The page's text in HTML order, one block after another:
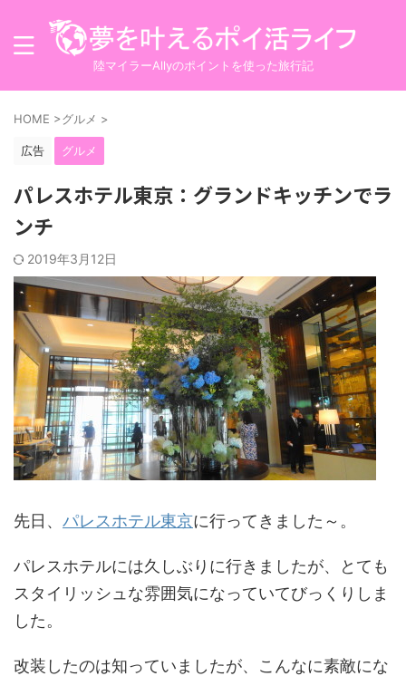
陸マイラーAllyのポイントを使った旅行記
HOME >グルメ >
広告 グルメ
パレスホテル東京：グランドキッチンでラ
ンチ
2019年3月12日
先日、 パレスホテル東京に行ってきました～。
パレスホテルには久しぶりに行きましたが、とても
スタイリッシュな雰囲気になっていてびっくりしま
した。
改装したのは知っていましたが、こんなに素敵にな